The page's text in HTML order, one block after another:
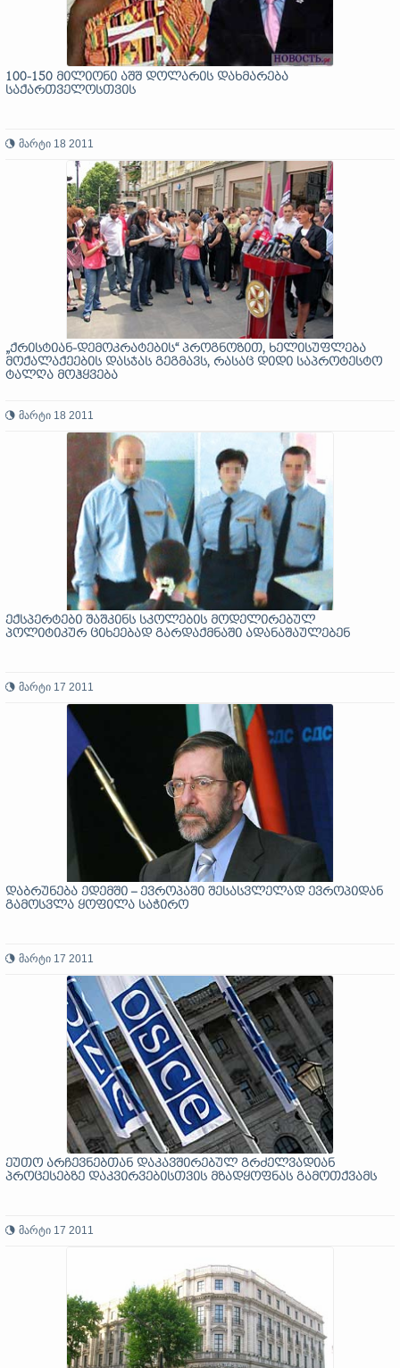
100-150 მილიონი აშშ დოლარის დახმარება
საქართველოსთვის
მარტი 18 2011
„ქრისტიან-დემოკრატების“ პროგნოზით, ხელისუფლება
მოქალაქეების დასჯას გეგმავს, რასაც დიდი საპროტესტო
ტალღა მოჰყვება
მარტი 18 2011
ექსპერტები შაშკინს სკოლების მოდელირებულ
პოლიტიკურ ციხეებად გარდაქმნაში ადანაშაულებენ
მარტი 17 2011
დაბრუნება ედემში – ევროპაში შესასვლელად ევროპიდან
გამოსვლა ყოფილა საჭირო
მარტი 17 2011
ეუთო არჩევნებთან დაკავშირებულ გრძელვადიან
პროცესებზე დაკვირვებისთვის მზადყოფნას გამოთქვამს
მარტი 17 2011